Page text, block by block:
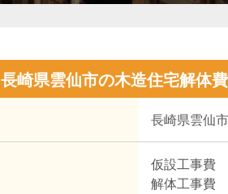
長崎県雲仙市の木造住宅解体
長崎県雲仙市
仮設工事費
解体工事費